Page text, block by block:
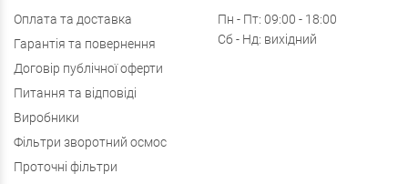
Оплата та доставка
Гарантія та повернення
Договір публічної оферти
Питання та відповіді
Виробники
Фільтри зворотний осмос
Проточні фільтри
Пн - Пт: 09:00 - 18:00
Сб - Нд: вихідний